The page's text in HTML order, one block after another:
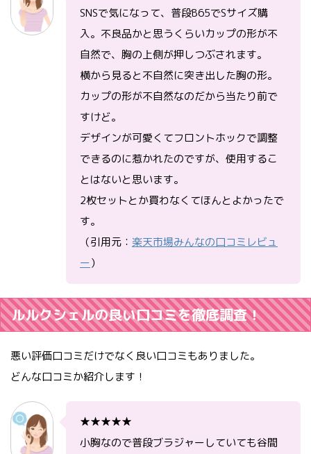
SNSで気になって、普段B65でSサイズ購
入。不良品かと思うくらいカップの形が不
自然で、胸の上側が押しつぶされます。
横から見ると不自然に突き出した胸の形。
カップの形が不自然なのだから当たり前で
すけど。
デザインが可愛くてフロントホックで調整
できるのに惹かれたのですが、使用するこ
とはないと思います。
2枚セットとか買わなくてほんとよかったで
す。
（引用元： 楽天市場みんなの口コミレビュ
ー）
ルルクシェルの良い口コミを徹底調査！
悪い評価口コミだけでなく良い口コミもありました。
どんな口コミか紹介します！
★★★★★
小胸なので普段ブラジャーしていても谷間